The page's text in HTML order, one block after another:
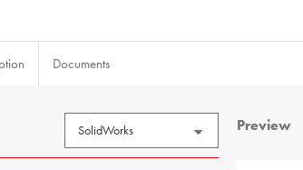
Documents
Preview